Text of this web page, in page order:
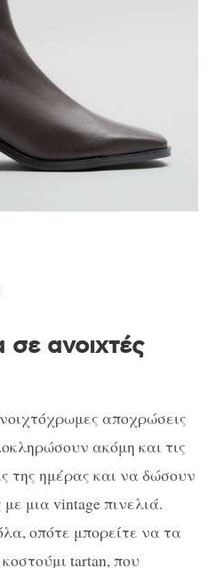
ανοιχτές
αποχρώσεις
ακόμη και τις
της ημέρας και να δώσουν
μια vintage πινελιά.
οπότε μπορείτε να τα
tartan, που